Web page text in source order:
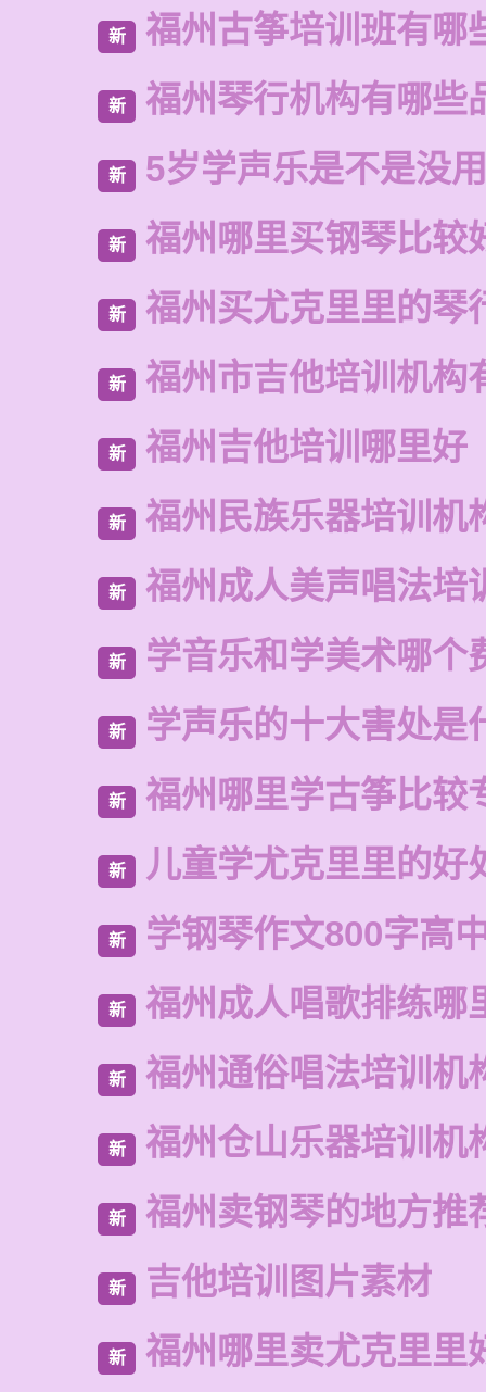
新 福州古筝培训班有哪
新 福州琴行机构有哪些
新 5岁学声乐是不是没用
新 福州哪里买钢琴比较
新 福州买尤克里里的琴
新 福州市吉他培训机构
新 福州吉他培训哪里好
新 福州民族乐器培训机
新 福州成人美声唱法培
新 学音乐和学美术哪个
新 学声乐的十大害处是
新 福州哪里学古筝比较
新 儿童学尤克里里的好
新 学钢琴作文800字高
新 福州成人唱歌排练哪
新 福州通俗唱法培训机
新 福州仓山乐器培训机
新 福州卖钢琴的地方推
新 吉他培训图片素材
新 福州哪里卖尤克里里